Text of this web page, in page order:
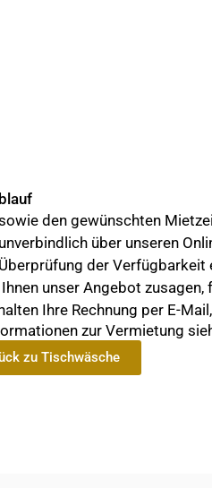
den gewünschten
über unseren
der Verfügbarkeit
unser Angebot
Ihre Rechnung per E-
zur Vermietung
zu Tischwäsche